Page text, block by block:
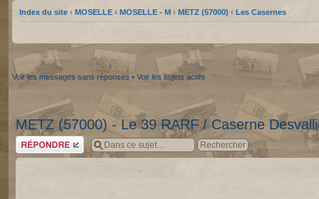
Index du site ‹ MOSELLE ‹ MOSELLE - M ‹ METZ (57000) ‹ Les Casernes
Voir les messages sans réponses • Voir les sujets actifs
METZ (57000) - Le 39 RARF / Caserne
Répondre